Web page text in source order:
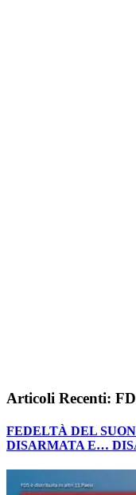
Articoli Recenti:
FEDELTÀ DEL
DISARMATA E…